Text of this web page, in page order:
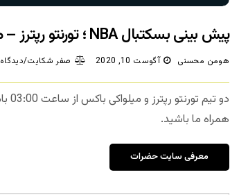
پیش بینی بسکتبال NBA ؛ تورنتو رپترز – میلواکی باکس
هومن محسنی آگوست 10, 2020 صفر شکایت/دیدگاه
دو تیم تورنتو رپترز و میلواکی باکس از ساعت 03:00 بامداد فردا در مسابقات بسکتبال
همراه ما باشید.
معرفی سایت حضرات